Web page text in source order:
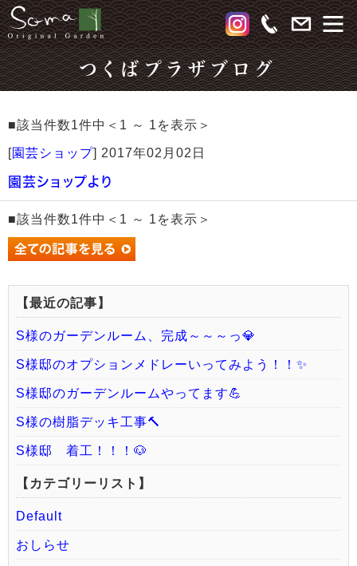
つくばプラザブログ
■該当件数1件中＜1 ～ 1を表示＞
[園芸ショップ] 2017年02月02日
園芸ショップより
■該当件数1件中＜1 ～ 1を表示＞
【最近の記事】
S様のガーデンルーム、完成～～～っ💎
S様邸のオプションメドレーいってみよう！！✨
S様邸のガーデンルームやってます💪
S様の樹脂デッキ工事🔨
S様邸 着工！！！🐶
【カテゴリーリスト】
Default
おしらせ